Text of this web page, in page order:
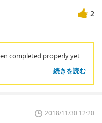
2
completed properly yet.
続きを読む
2018/11/30 12:20